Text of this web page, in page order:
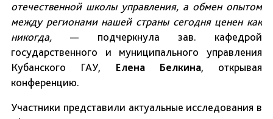
отечественной школы управления, а обмен опытом
между регионами нашей страны сегодня ценен как
никогда, — подчеркнула зав. кафедрой
государственного и муниципального управления
Кубанского ГАУ, Елена Белкина, открывая
конференцию.
Участники представили актуальные исследования в